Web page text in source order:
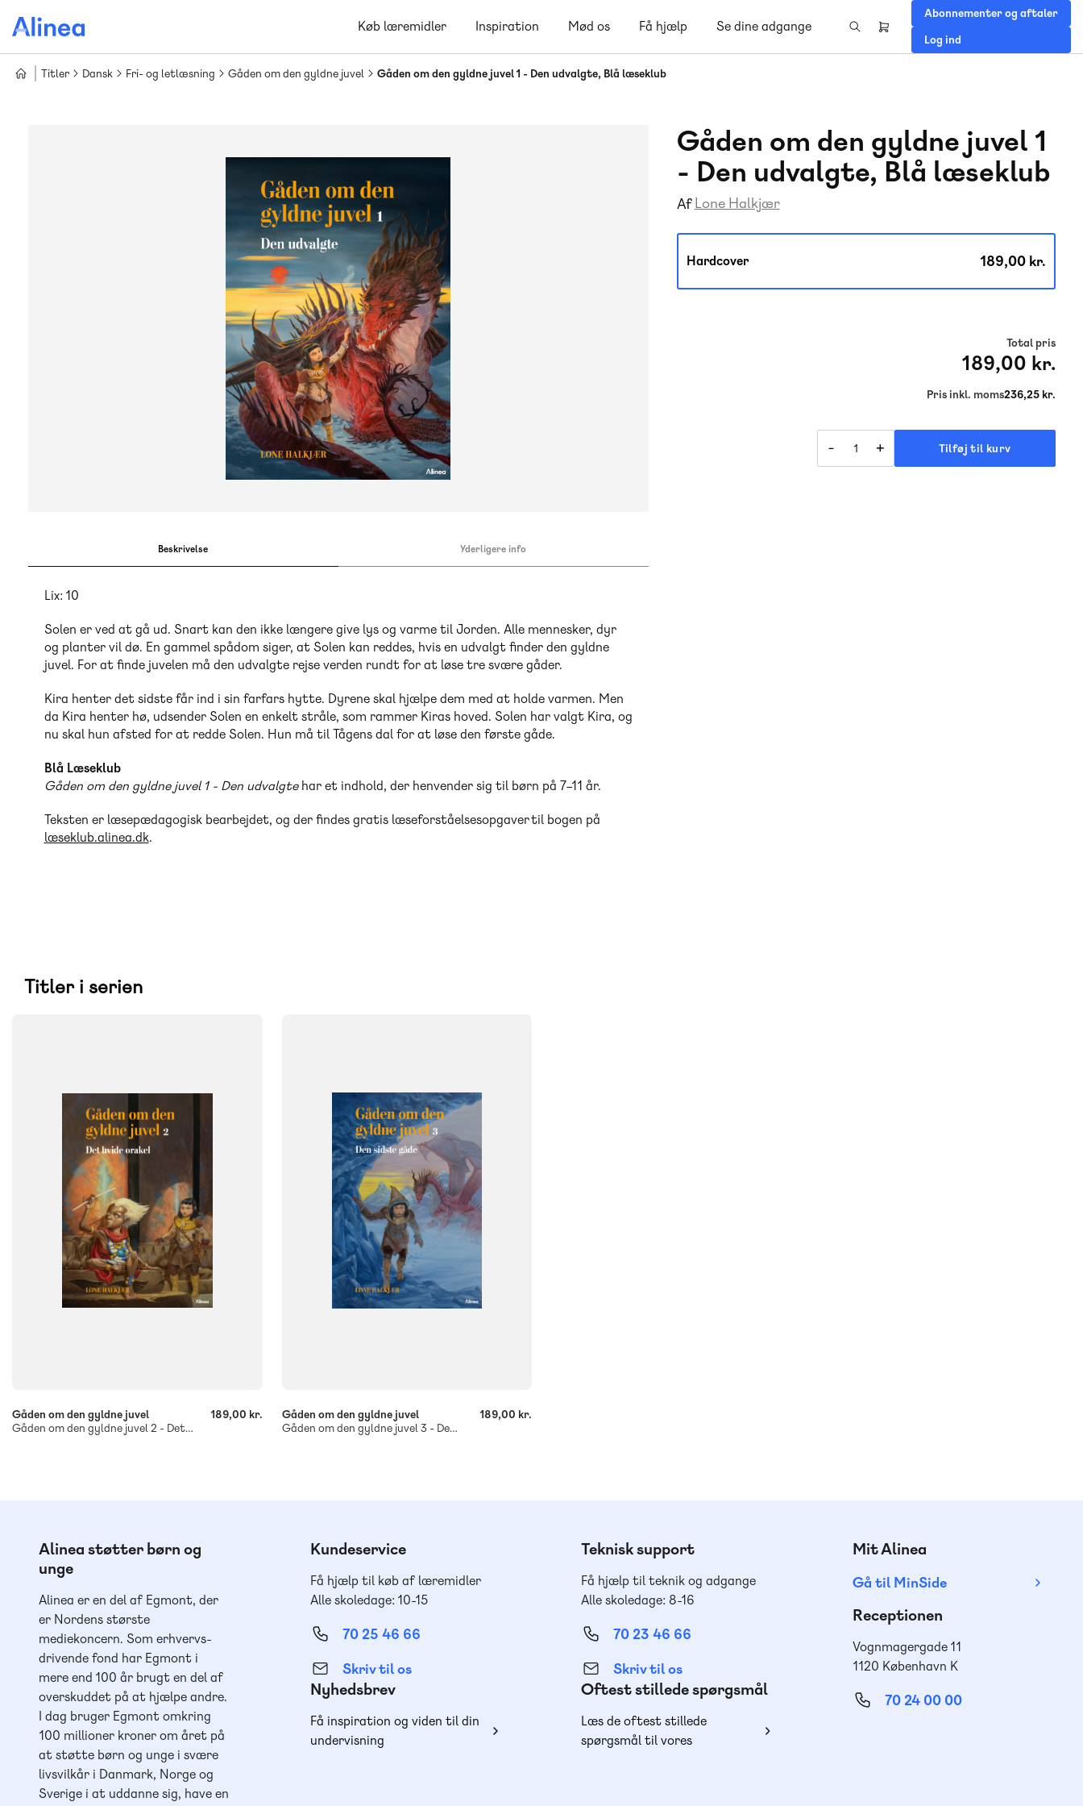
hovedindhold
Køb læremidler Inspiration Mød os Få hjælp Se dine adgange
Header
Abonnementer og aftaler
Log ind
Titler Dansk Fri- og letlæsning Gåden om den gyldne juvel Gåden om den gyldne juvel 1 - Den udvalgte, Blå læseklub
Gåden om den gyldne juvel 1
- Den udvalgte, Blå læseklub
Af Lone Halkjær
Hardcover 189,00 kr.
Total pris
189,00 kr.
Pris inkl. moms236,25 kr.
- + Tilføj til kurv
Beskrivelse Yderligere info
Lix: 10
Solen er ved at gå ud. Snart kan den ikke længere give lys og varme til Jorden. Alle mennesker, dyr
og planter vil dø. En gammel spådom siger, at Solen kan reddes, hvis en udvalgt finder den gyldne
juvel. For at finde juvelen må den udvalgte rejse verden rundt for at løse tre svære gåder.
Kira henter det sidste får ind i sin farfars hytte. Dyrene skal hjælpe dem med at holde varmen. Men
da Kira henter hø, udsender Solen en enkelt stråle, som rammer Kiras hoved. Solen har valgt Kira, og
nu skal hun afsted for at redde Solen. Hun må til Tågens dal for at løse den første gåde.
Blå Læseklub
Gåden om den gyldne juvel 1 - Den udvalgtehar et indhold, der henvender sig til børn på 7–11 år.
Teksten er læsepædagogisk bearbejdet, og der findes gratis læseforståelsesopgaver til bogen på
læseklub.alinea.dk.
Titler i serien
0. klasse 1. klasse 2. klasse 3. klasse
Flergangsbog
9788723564962
Gåden om den gyldne juvel
Gåden om den gyldne juvel 2 - Det hvide orakel, Blå læseklub
189,00 kr.
0. klasse 1. klasse 2. klasse 3. klasse
4. klasse
FORMAT
Flergangsbog
9788723564979
Gåden om den gyldne juvel
Gåden om den gyldne juvel 3 - Den sidste gåde, Blå læseklub
189,00 kr.
Alinea støtter børn og
unge
Alinea er en del af Egmont, der
er Nordens største
mediekoncern. Som erhvervs-
drivende fond har Egmont i
mere end 100 år brugt en del af
overskuddet på at hjælpe andre.
I dag bruger Egmont omkring
100 millioner kroner om året på
at støtte børn og unge i svære
livsvilkår i Danmark, Norge og
Sverige i at uddanne sig, have en
Kundeservice
Få hjælp til køb af læremidler
Alle skoledage: 10-15
70 25 46 66
Skriv til os
Nyhedsbrev
Få inspiration og viden til din
undervisning
Teknisk support
Få hjælp til teknik og adgange
Alle skoledage: 8-16
70 23 46 66
Skriv til os
Oftest stillede spørgsmål
Læs de oftest stillede
spørgsmål til vores
Mit Alinea
Gå til MinSide
Receptionen
Vognmagergade 11
1120 København K
70 24 00 00